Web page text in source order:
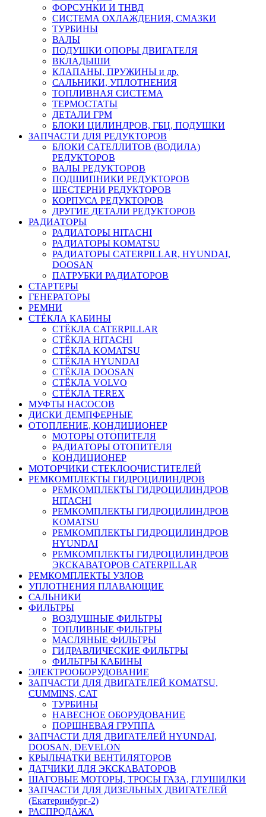
ФОРСУНКИ И ТНВД
СИСТЕМА ОХЛАЖДЕНИЯ, СМАЗКИ
ТУРБИНЫ
ВАЛЫ
ПОДУШКИ ОПОРЫ ДВИГАТЕЛЯ
ВКЛАДЫШИ
КЛАПАНЫ, ПРУЖИНЫ и др.
САЛЬНИКИ, УПЛОТНЕНИЯ
ТОПЛИВНАЯ СИСТЕМА
ТЕРМОСТАТЫ
ДЕТАЛИ ГРМ
БЛОКИ ЦИЛИНДРОВ, ГБЦ, ПОДУШКИ
ЗАПЧАСТИ ДЛЯ РЕДУКТОРОВ
БЛОКИ САТЕЛЛИТОВ (ВОДИЛА)
РЕДУКТОРОВ
ВАЛЫ РЕДУКТОРОВ
ПОДШИПНИКИ РЕДУКТОРОВ
ШЕСТЕРНИ РЕДУКТОРОВ
КОРПУСА РЕДУКТОРОВ
ДРУГИЕ ДЕТАЛИ РЕДУКТОРОВ
РАДИАТОРЫ
РАДИАТОРЫ HITACHI
РАДИАТОРЫ KOMATSU
РАДИАТОРЫ CATERPILLAR, HYUNDAI,
DOOSAN
ПАТРУБКИ РАДИАТОРОВ
СТАРТЕРЫ
ГЕНЕРАТОРЫ
РЕМНИ
СТЁКЛА КАБИНЫ
СТЁКЛА CATERPILLAR
СТЁКЛА HITACHI
СТЁКЛА KOMATSU
СТЁКЛА HYUNDAI
СТЁКЛА DOOSAN
СТЁКЛА VOLVO
СТЁКЛА TEREX
МУФТЫ НАСОСОВ
ДИСКИ ДЕМПФЕРНЫЕ
ОТОПЛЕНИЕ, КОНДИЦИОНЕР
МОТОРЫ ОТОПИТЕЛЯ
РАДИАТОРЫ ОТОПИТЕЛЯ
КОНДИЦИОНЕР
МОТОРЧИКИ СТЕКЛООЧИСТИТЕЛЕЙ
РЕМКОМПЛЕКТЫ ГИДРОЦИЛИНДРОВ
РЕМКОМПЛЕКТЫ ГИДРОЦИЛИНДРОВ
HITACHI
РЕМКОМПЛЕКТЫ ГИДРОЦИЛИНДРОВ
KOMATSU
РЕМКОМПЛЕКТЫ ГИДРОЦИЛИНДРОВ
HYUNDAI
РЕМКОМПЛЕКТЫ ГИДРОЦИЛИНДРОВ
ЭКСКАВАТОРОВ CATERPILLAR
РЕМКОМПЛЕКТЫ УЗЛОВ
УПЛОТНЕНИЯ ПЛАВАЮЩИЕ
САЛЬНИКИ
ФИЛЬТРЫ
ВОЗДУШНЫЕ ФИЛЬТРЫ
ТОПЛИВНЫЕ ФИЛЬТРЫ
МАСЛЯНЫЕ ФИЛЬТРЫ
ГИДРАВЛИЧЕСКИЕ ФИЛЬТРЫ
ФИЛЬТРЫ КАБИНЫ
ЭЛЕКТРООБОРУДОВАНИЕ
ЗАПЧАСТИ ДЛЯ ДВИГАТЕЛЕЙ KOMATSU,
CUMMINS, CAT
ТУРБИНЫ
НАВЕСНОЕ ОБОРУДОВАНИЕ
ПОРШНЕВАЯ ГРУППА
ЗАПЧАСТИ ДЛЯ ДВИГАТЕЛЕЙ HYUNDAI,
DOOSAN, DEVELON
КРЫЛЬЧАТКИ ВЕНТИЛЯТОРОВ
ДАТЧИКИ ДЛЯ ЭКСКАВАТОРОВ
ШАГОВЫЕ МОТОРЫ, ТРОСЫ ГАЗА, ГЛУШИЛКИ
ЗАПЧАСТИ ДЛЯ ДИЗЕЛЬНЫХ ДВИГАТЕЛЕЙ
(Екатеринбург-2)
РАСПРОДАЖА